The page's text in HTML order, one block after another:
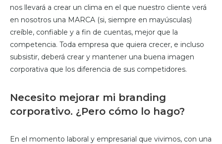
nos llevará a crear un clima en el que nuestro cliente verá
en nosotros una MARCA (si, siempre en mayúsculas)
creíble, confiable y a fin de cuentas, mejor que la
competencia. Toda empresa que quiera crecer, e incluso
subsistir, deberá crear y mantener una buena imagen
corporativa que los diferencia de sus competidores.
Necesito mejorar mi branding
corporativo. ¿Pero cómo lo hago?
En el momento laboral y empresarial que vivimos, con una